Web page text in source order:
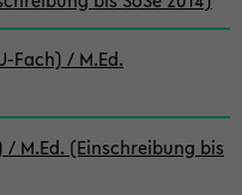
Fach) / M.Ed.
M.Ed. (Einschreibung bis